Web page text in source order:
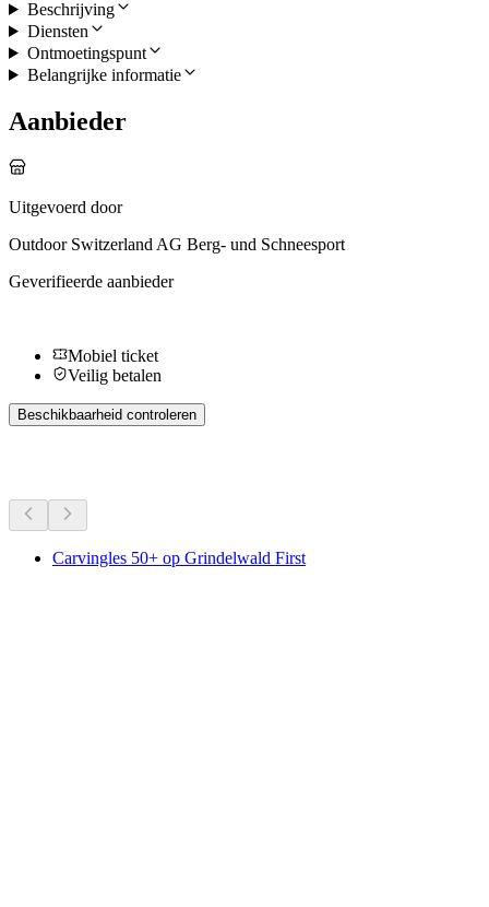
Beschrijving
Diensten
Ontmoetingspunt
Belangrijke informatie
Aanbieder
Uitgevoerd door
Outdoor Switzerland AG Berg- und Schneesport
Geverifieerde aanbieder
Mobiel ticket
Veilig betalen
Beschikbaarheid controleren
Carvingles 50+ op Grindelwald First